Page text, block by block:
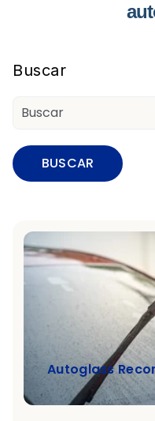
Autoglass
Buscar
BUSCAR